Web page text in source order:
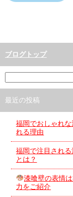
ブログトップ
最近の投稿
福岡でおしゃれ
れる理由
福岡で注目され
とは？
漆喰壁の表情
力をご紹介